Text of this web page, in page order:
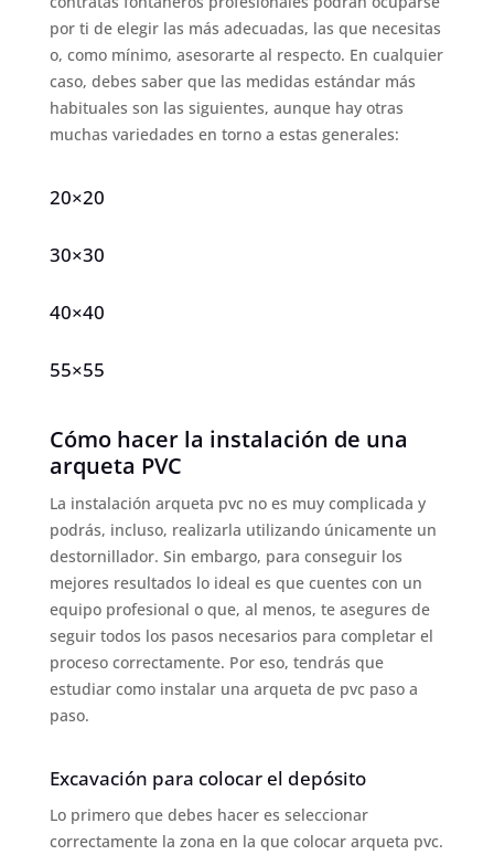
por ti de elegir las más adecuadas, las que necesitas
o, como mínimo, asesorarte al respecto. En cualquier
caso, debes saber que las medidas estándar más
habituales son las siguientes, aunque hay otras
muchas variedades en torno a estas generales:
20×20
30×30
40×40
55×55
Cómo hacer la instalación de una
arqueta PVC
La instalación arqueta pvc no es muy complicada y
podrás, incluso, realizarla utilizando únicamente un
destornillador. Sin embargo, para conseguir los
mejores resultados lo ideal es que cuentes con un
equipo profesional o que, al menos, te asegures de
seguir todos los pasos necesarios para completar el
proceso correctamente. Por eso, tendrás que
estudiar como instalar una arqueta de pvc paso a
paso.
Excavación para colocar el depósito
Lo primero que debes hacer es seleccionar
correctamente la zona en la que colocar arqueta pvc.